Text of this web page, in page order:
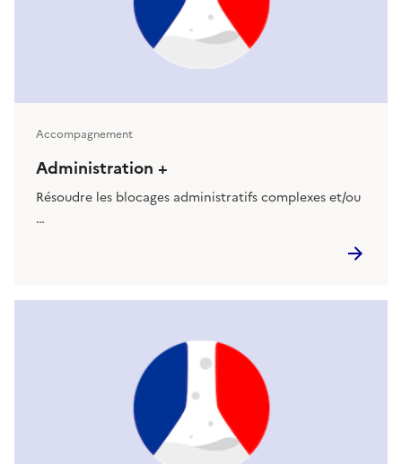
Accompagnement
Administration +
Résoudre les blocages administratifs complexes et/ou
…